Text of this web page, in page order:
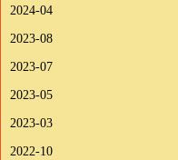
2024-04
2023-08
2023-07
2023-05
2023-03
2022-10